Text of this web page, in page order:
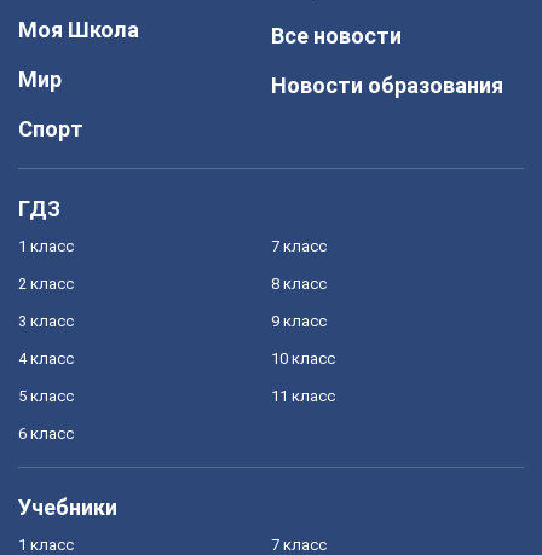
Моя Школа
Мир
Спорт
Все новости
Новости образования
ГДЗ
1 класс
2 класс
3 класс
4 класс
5 класс
6 класс
7 класс
8 класс
9 класс
10 класс
11 класс
Учебники
1 класс 7 класс